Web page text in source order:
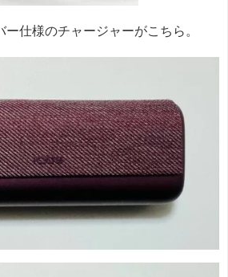
仕様のチャージャーがこちら。